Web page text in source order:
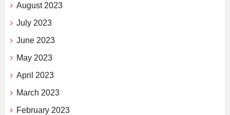
August 2023
July 2023
June 2023
May 2023
April 2023
March 2023
February 2023